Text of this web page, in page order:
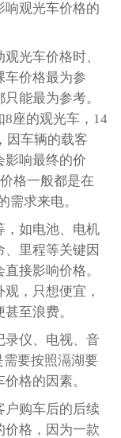
响观光车价格的
光车价格时、
车价格最为参
能最为参考。
8座的观光车，14
因车辆的载客
影响最终的价
格一般都是在
需求来电。
，如电池、电机
里程等关键因
接影响价格。
，只想便宜，
至浪费。
录仪、电视、音
要按照滆湖要
格的因素。
户购车后的后续
价格，因为一款